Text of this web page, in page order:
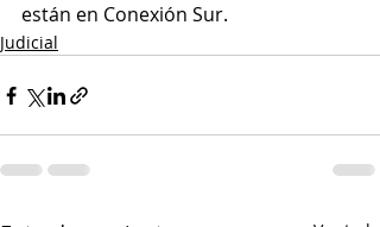
están en Conexión Sur.
Judicial